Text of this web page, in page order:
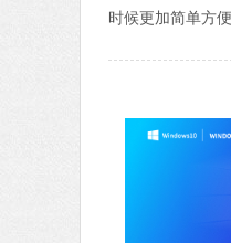
时候更加简单方